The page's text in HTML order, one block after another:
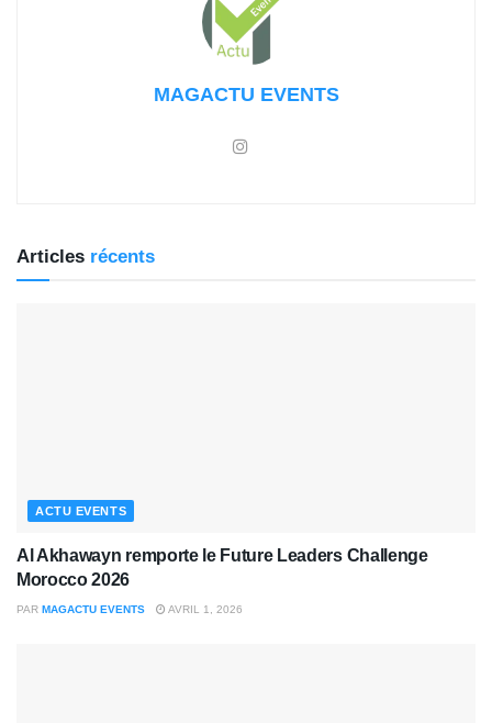
MAGACTU EVENTS
Articles récents
ACTU EVENTS
Al Akhawayn remporte le Future Leaders Challenge
Morocco 2026
PAR MAGACTU EVENTS AVRIL 1, 2026